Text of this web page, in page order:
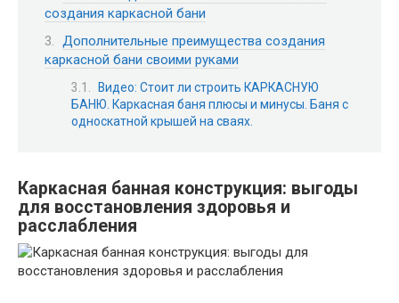
создания каркасной бани
Дополнительные преимущества создания
каркасной бани своими руками
Видео: Стоит ли строить КАРКАСНУЮ
БАНЮ. Каркасная баня плюсы и минусы. Баня с
односкатной крышей на сваях.
Каркасная банная конструкция: выгоды
для восстановления здоровья и
расслабления